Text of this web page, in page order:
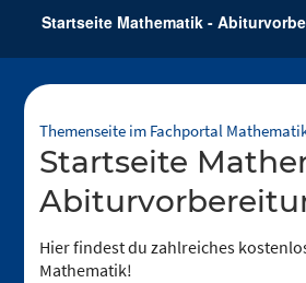
Startseite Mathematik -
Themenseite im Fachportal
Startseite Mathematik –
Hier findest du zahlreiches
Mathematik!